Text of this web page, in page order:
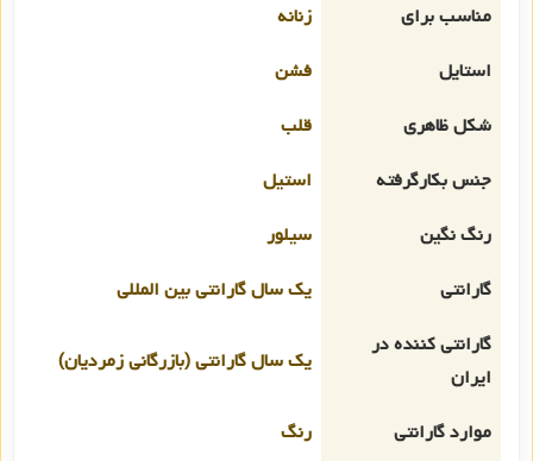
مناسب برای
زنانه
استایل
فشن
شکل ظاهری
قلب
جنس بکارگرفته
استیل
رنگ نگین
سیلور
گارانتی
یک سال گارانتی بین المللی
گارانتی کننده در
ایران
یک سال گارانتی (بازرگانی زمردیان)
موارد گارانتی
رنگ